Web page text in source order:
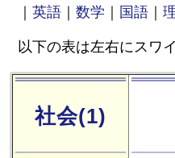
｜英語 ｜数学 ｜ 国語 ｜
以下の表は左右にスワ
社会(1)